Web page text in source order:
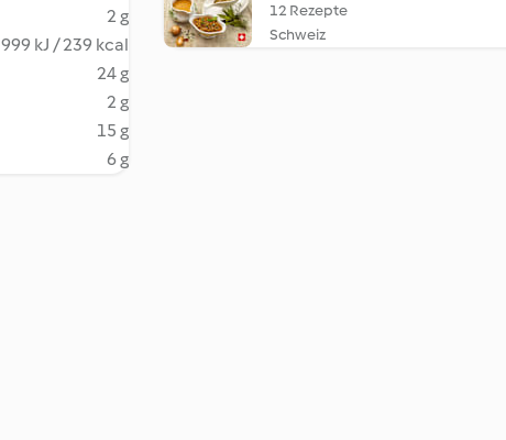
2 g
999 kJ / 239 kcal
24 g
2 g
15 g
6 g
12 Rezepte
Schweiz